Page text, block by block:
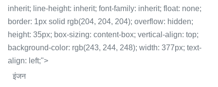
inherit; line-height: inherit; font-family: inherit; float: none;
border: 1px solid rgb(204, 204, 204); overflow: hidden;
height: 35px; box-sizing: content-box; vertical-align: top;
background-color: rgb(243, 244, 248); width: 377px; text-
align: left;">
इंजन